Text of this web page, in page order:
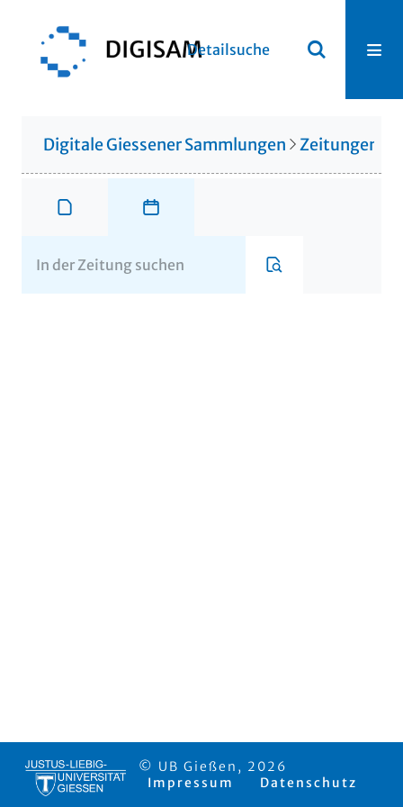
Detailsuche
Digitale Giessener Sammlungen Zeitungen
© UB Gießen, 2026
Impressum
Datenschutz